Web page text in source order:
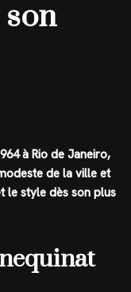
à Rio de Janeiro,
de la ville et
le style dès son plus